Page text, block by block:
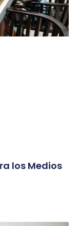
los Medios